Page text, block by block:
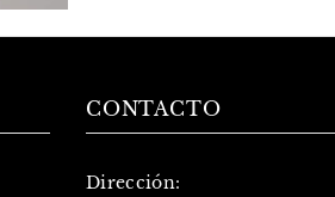
CONTACTO
Dirección: